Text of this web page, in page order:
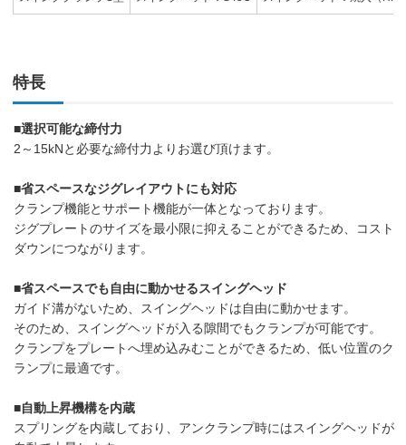
特長
■選択可能な締付力
2～15kNと必要な締付力よりお選び頂けます。
■省スペースなジグレイアウトにも対応
クランプ機能とサポート機能が一体となっております。
ジグプレートのサイズを最小限に抑えることができるため、コスト
ダウンにつながります。
■省スペースでも自由に動かせるスイングヘッド
ガイド溝がないため、スイングヘッドは自由に動かせます。
そのため、スイングヘッドが入る隙間でもクランプが可能です。
クランプをプレートへ埋め込みむことができるため、低い位置のク
ランプに最適です。
■自動上昇機構を内蔵
スプリングを内蔵しており、アンクランプ時にはスイングヘッドが